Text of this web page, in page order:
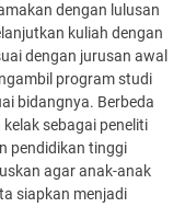
dengan lulusan
kuliah dengan
dengan jurusan awal
program studi
bidangnya. Berbeda
sebagai peneliti
pendidikan tinggi
agar anak-anak
siapkan menjadi